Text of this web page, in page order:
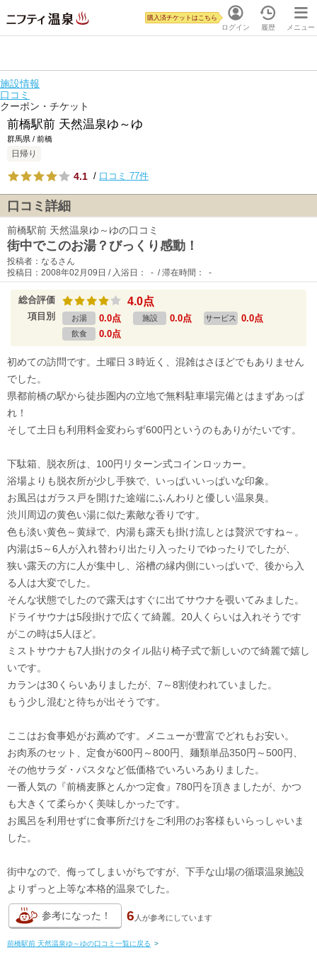
ログイン
購入済チケットはこちら
履歴 メニュー
施設情報
口コミ
クーポン・チケット
前橋駅前 天然温泉ゆ～ゆ
群馬県 / 前橋
日帰り
4.1 / 口コミ 77件
口コミ詳細
前橋駅前 天然温泉ゆ～ゆの口コミ
街中でこのお湯？びっくり感動！
投稿者：なるさん
投稿日：2008年02月09日 / 入浴日： - / 滞在時間： -
総合評価 4.0点
項目別 お湯 0.0点 施設 0.0点 サービス 0.0点
飲食 0.0点
初めての訪問です。土曜日３時近く、混雑はさほどでもありません
でした。
県都前橋の駅から徒歩圏内の立地で無料駐車場完備とはまずあっぱ
れ！
そして土日も利用料金変わらず600円というのもありがたいです。
下駄箱、脱衣所は、100円リターン式コインロッカー。
浴場よりも脱衣所が少し手狭で、いっぱいいっぱいな印象。
お風呂はガラス戸を開けた途端にふんわりと優しい温泉臭。
渋川周辺の黄色い湯に似た素敵な香りです。
色も淡い黄色～黄緑で、内湯も露天も掛け流しとは贅沢ですね～。
内湯は5～6人が入れ替わり出たり入ったりでゆったりでしたが、
狭い露天の方に人が集中し、浴槽の縁内側にいっぱいで、後から入
る人は大変でした。
そんな状態でしたので露天はすぐに出てサウナを覗いてみました。
ドライサウナは5段掛けで広くて綺麗。20人くらいは入れそうです
がこの時は5人ほど。
ミストサウナも7人掛けのタイル貼り椅子式で新しいので綺麗で嬉し
いです。
カランは30くらいありましたが、7～8割使われていました。
もう少し混むと待ちが出そうです。
ここはお食事処がお薦めです。メニューが豊富でどれもお安い。
お肉系のセット、定食が600円～800円、麺類単品350円～500円、
その他サラダ・パスタなど低価格でいろいろありました。
一番人気の『前橋麦豚とんかつ定食』780円を頂きましたが、かつ
も大きくて柔らかく美味しかったです。
お風呂を利用せずに食事所だけをご利用のお客様もいらっしゃいま
した。
街中なので、侮ってしまいがちですが、下手な山場の循環温泉施設
よりずっと上等な本格的温泉でした。
参考になった！ 6 人が参考にしています
前橋駅前 天然温泉ゆ～ゆの口コミ一覧に戻る >